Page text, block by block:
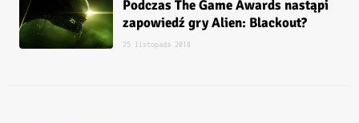
Podczas The Game Awards nastąpi
zapowiedź gry Alien: Blackout?
25 listopada 2018